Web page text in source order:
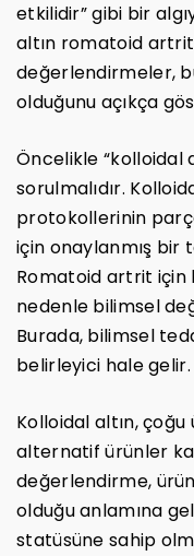
etkilidir” gibi bir
altın romatoid artrit
değerlendirmeler,
olduğunu açıkça
Öncelikle “kolloidal
sorulmalıdır.
protokollerinin
için onaylanmış bir
Romatoid artrit için
nedenle bilimsel
Burada, bilimsel
belirleyici hale gelir.
Kolloidal altın,
alternatif ürünler
değerlendirme,
olduğu anlamına
statüsüne sahip